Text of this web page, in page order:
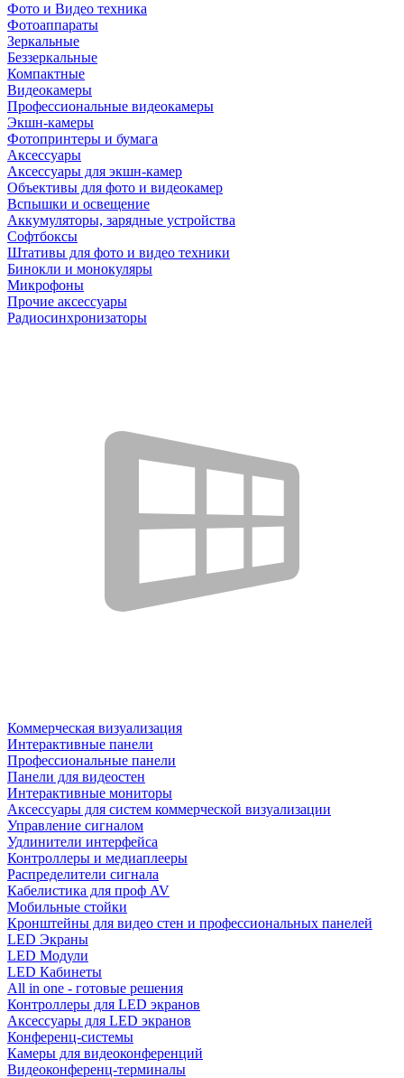
Фото и Видео техника
Фотоаппараты
Зеркальные
Беззеркальные
Компактные
Видеокамеры
Профессиональные видеокамеры
Экшн-камеры
Фотопринтеры и бумага
Аксессуары
Аксессуары для экшн-камер
Объективы для фото и видеокамер
Вспышки и освещение
Аккумуляторы, зарядные устройства
Софтбоксы
Штативы для фото и видео техники
Бинокли и монокуляры
Микрофоны
Прочие аксессуары
Радиосинхронизаторы
Коммерческая визуализация
Интерактивные панели
Профессиональные панели
Панели для видеостен
Интерактивные мониторы
Аксессуары для систем коммерческой визуализации
Управление сигналом
Удлинители интерфейса
Контроллеры и медиаплееры
Распределители сигнала
Кабелистика для проф AV
Мобильные стойки
Кронштейны для видео стен и профессиональных панелей
LED Экраны
LED Модули
LED Кабинеты
All in one - готовые решения
Контроллеры для LED экранов
Аксессуары для LED экранов
Конференц-системы
Камеры для видеоконференций
Видеоконференц-терминалы